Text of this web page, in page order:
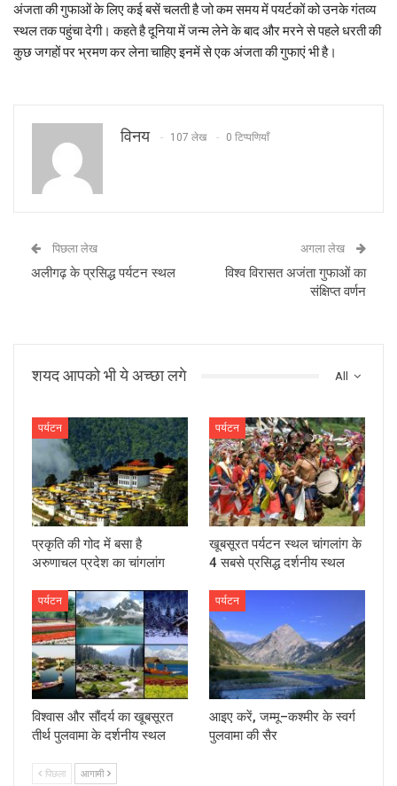
अंजता की गुफाओं के लिए कई बसें चलती है जो कम समय में पयर्टकों को उनके गंतव्‍य
स्‍थल तक पहुंचा देगी। कहते है दूनिया में जन्‍म लेने के बाद और मरने से पहले धरती की
कुछ जगहों पर भ्रमण कर लेना चाहिए इनमें से एक अंजता की गुफाएं भी है।
विनय 107 लेख 0 टिप्पणियाँ
पिछला लेख
अलीगढ़ के प्रसिद्ध पर्यटन स्थल
अगला लेख
विश्व विरासत अजंता गुफाओं का
संक्षिप्त वर्णन
All
शयद आपको भी ये अच्छा लगे
पर्यटन
प्रकृति की गोद में बसा है
अरुणाचल प्रदेश का चांगलांग
पर्यटन
खूबसूरत पर्यटन स्थल चांगलांग के
4 सबसे प्रसिद्ध दर्शनीय स्थल
पर्यटन
विश्वास और सौंदर्य का खूबसूरत
तीर्थ पुलवामा के दर्शनीय स्‍थल
पर्यटन
आइए करें, जम्‍मू–कश्‍मीर के स्वर्ग
पुलवामा की सैर
पिछला आगामी